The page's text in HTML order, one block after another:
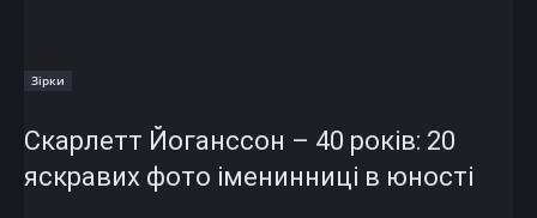
Зірки
Скарлетт Йоганссон – 40 років: 20
яскравих фото іменинниці в юності